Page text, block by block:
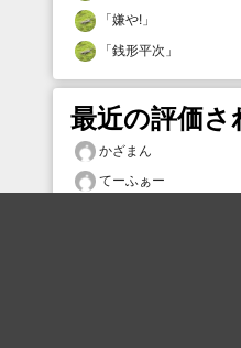
「嫌や! 」
「銭形平次 」
最近の評価さ
かざまん
てーふぁー